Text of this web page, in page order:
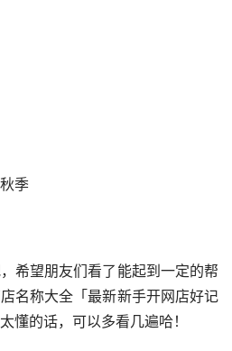
季
希望朋友们看了能起到一定的帮
名称大全「最新新手开网店好记
懂的话，可以多看几遍哈！